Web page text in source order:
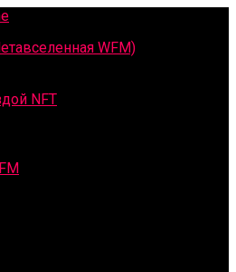
WFM)
NFT